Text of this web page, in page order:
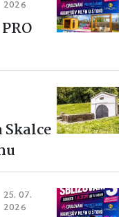
2026
Skalce
25. 07.
2026